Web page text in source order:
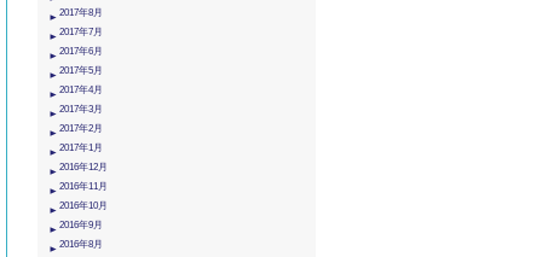
2017年8月
2017年7月
2017年6月
2017年5月
2017年4月
2017年3月
2017年2月
2017年1月
2016年12月
2016年11月
2016年10月
2016年9月
2016年8月